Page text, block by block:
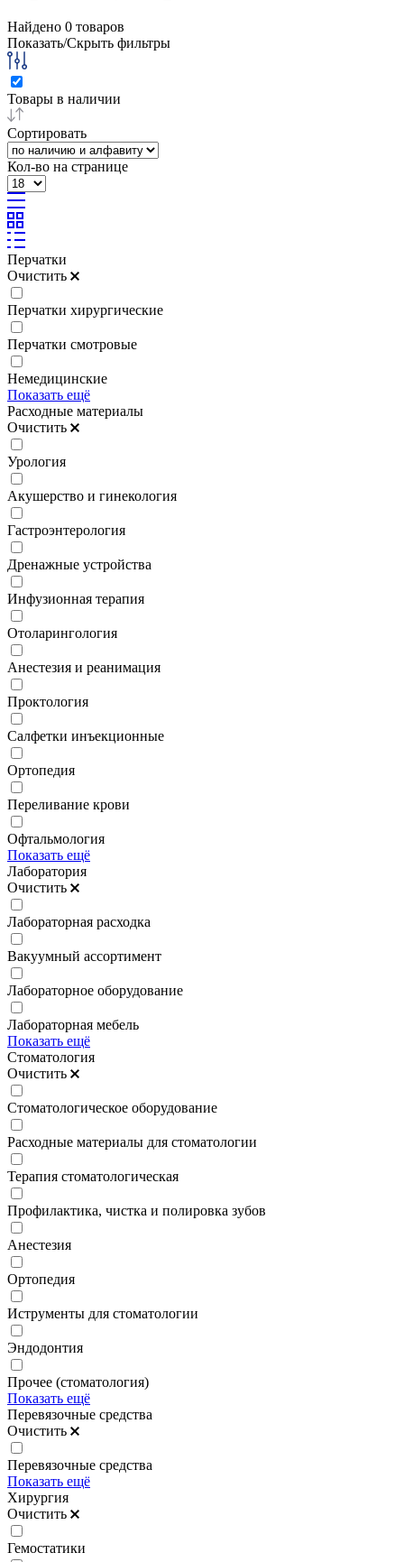
Найдено 0 товаров
Показать/Скрыть фильтры
Товары в наличии
Сортировать
Кол-во на странице
Перчатки
Очистить
Перчатки хирургические
Перчатки смотровые
Немедицинские
Показать ещё
Расходные материалы
Очистить
Урология
Акушерство и гинекология
Гастроэнтерология
Дренажные устройства
Инфузионная терапия
Отоларингология
Анестезия и реанимация
Проктология
Салфетки инъекционные
Ортопедия
Переливание крови
Офтальмология
Показать ещё
Лаборатория
Очистить
Лабораторная расходка
Вакуумный ассортимент
Лабораторное оборудование
Лабораторная мебель
Показать ещё
Стоматология
Очистить
Стоматологическое оборудование
Расходные материалы для стоматологии
Терапия стоматологическая
Профилактика, чистка и полировка зубов
Анестезия
Ортопедия
Иструменты для стоматологии
Эндодонтия
Прочее (стоматология)
Показать ещё
Перевязочные средства
Очистить
Перевязочные средства
Показать ещё
Хирургия
Очистить
Гемостатики